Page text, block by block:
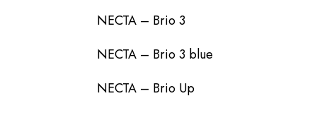
NECTA – Brio 3
NECTA – Brio 3 blue
NECTA – Brio Up